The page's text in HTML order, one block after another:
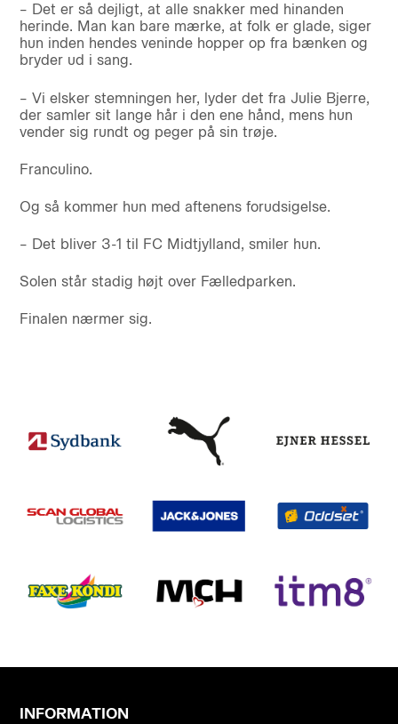
– Det er så dejligt, at alle snakker med hinanden
herinde. Man kan bare mærke, at folk er glade, siger
hun inden hendes veninde hopper op fra bænken og
bryder ud i sang.
– Vi elsker stemningen her, lyder det fra Julie Bjerre,
der samler sit lange hår i den ene hånd, mens hun
vender sig rundt og peger på sin trøje.
Franculino.
Og så kommer hun med aftenens forudsigelse.
– Det bliver 3-1 til FC Midtjylland, smiler hun.
Solen står stadig højt over Fælledparken.
Finalen nærmer sig.
INFORMATION